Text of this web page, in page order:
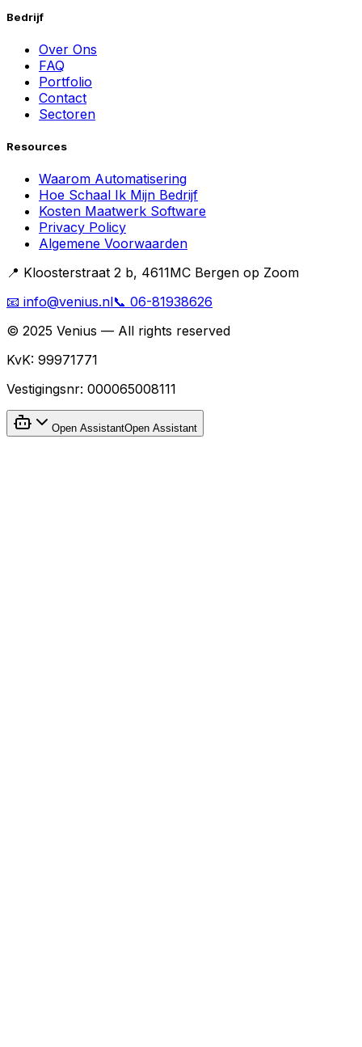
Bedrijf
Over Ons
FAQ
Portfolio
Contact
Sectoren
Resources
Waarom Automatisering
Hoe Schaal Ik Mijn Bedrijf
Kosten Maatwerk Software
Privacy Policy
Algemene Voorwaarden
📍 Kloosterstraat 2 b, 4611MC Bergen op Zoom
📧 info@venius.nl📞 06-81938626
© 2025 Venius — All rights reserved
KvK: 99971771
Vestigingsnr: 000065008111
Open AssistantOpen Assistant